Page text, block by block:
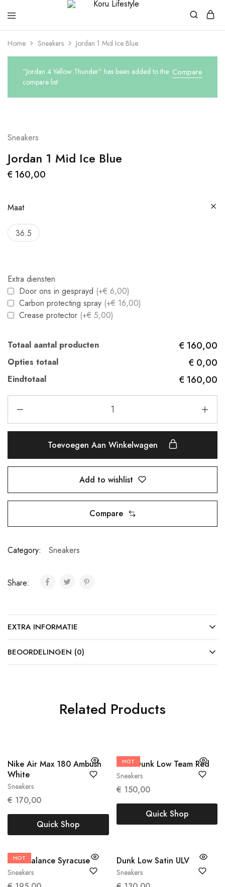
Koru
Lifestyle
Home Sneakers Jordan 1 Mid Ice Blue
Compare
“Jordan 4 Yellow Thunder” has been added to the
compare list
Sneakers
Jordan 1 Mid Ice Blue
€ 160,00
Maat
36.5
Extra diensten
Door ons in gesprayd (+€ 6,00)
Carbon protecting spray (+€ 16,00)
Crease protector (+€ 5,00)
Totaal aantal producten € 160,00
Opties totaal € 0,00
Eindtotaal € 160,00
Toevoegen Aan Winkelwagen
Add to wishlist
Compare
Category: Sneakers
Share:
EXTRA INFORMATIE
BEOORDELINGEN (0)
Related Products
Sneakers
Nike Air Max 180 Ambush
White
€ 170,00
Quick Shop
HOT
Sneakers
Nike Dunk Low Team Red
€ 150,00
48.5
Quick Shop
HOT
Sneakers
New Balance Syracuse
42
Sneakers
Dunk Low Satin ULV
38.5